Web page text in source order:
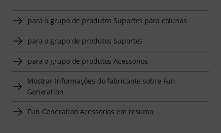
para o grupo de produtos Suportes para colunas
para o grupo de produtos Suportes
para o grupo de produtos Acessórios
Mostrar Informações do fabricante sobre Fun
Generation
Fun Generation Acessórios em resumo